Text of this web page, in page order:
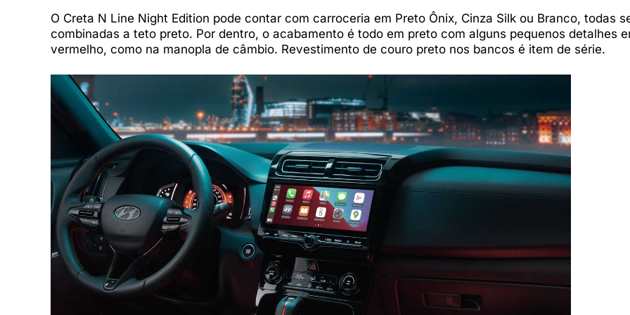
O Creta N Line Night Edition pode contar com carroceria em Preto Ônix, Cinza Silk ou Branco, todas
combinadas a teto preto. Por dentro, o acabamento é todo em preto com alguns pequenos detalhes
vermelho, como na manopla de câmbio. Revestimento de couro preto nos bancos é item de série.